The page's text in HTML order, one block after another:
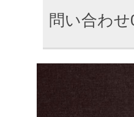
問い合わ